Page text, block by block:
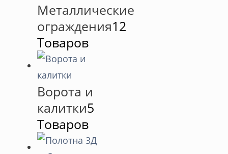
Металлические
ограждения12
Товаров
Ворота и
калитки5
Товаров